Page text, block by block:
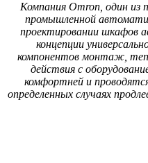
Компания Omron, один из
промышленной
проектировании шкафов
концепции
компонентов монтаж,
действия с
комфортней и
определенных случаях